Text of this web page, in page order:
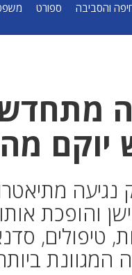
והסביבה ספורט
יוקם
והופכת
טיפולים,
המגוונת